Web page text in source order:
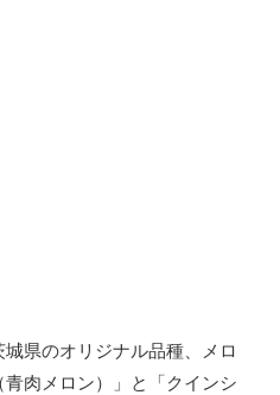
県のオリジナル品種、メロ
肉メロン）」と「クインシ